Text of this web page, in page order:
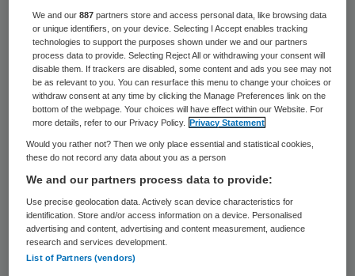
Consultancy en voormalig directeur van de
farmaceutische branchevereniging
Nefarma. Roorda is bestuursvoorzitter van
Tergooi en toezichthouder in de zorg. Kuik
is bestuursvoorzitter van zorgaanbieder
Alliade.
De vacante posities zijn ontstaan door het
vertrek van Guus Bruins, lid raad van
bestuur Treant Zorggroep, en Boudewijn
Ponsioen, bestuursvoorzitter van het
Wilhelmina Ziekenhuis Assen. Naast de drie
We and our887 partners store and access personal data, like browsing data
or unique identifiers, on your device. Selecting I Accept enables tracking
technologies to support the purposes shown under we and our partners
process data to provide. Selecting Reject All or withdrawing your consent will
disable them. If trackers are disabled, some content and ads you see may not
be as relevant to you. You can resurface this menu to change your choices or
withdraw consent at any time by clicking the Manage Preferences link on the
bottom of the webpage. Your choices will have effect within our Website. For
more details, refer to our Privacy Policy.
Privacy Statement
Would you rather not? Then we only place essential and statistical cookies,
these do not record any data about you as a person
We and our partners process data to provide:
Use precise geolocation data. Actively scan device characteristics for
identification. Store and/or access information on a device. Personalised
advertising and content, advertising and content measurement, audience
research and services development.
List of Partners (vendors)